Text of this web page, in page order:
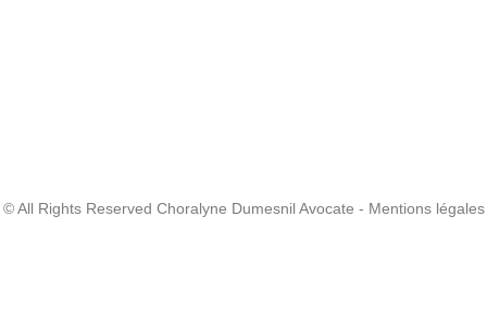
© All Rights Reserved Choralyne Dumesnil Avocate - Mentions légales